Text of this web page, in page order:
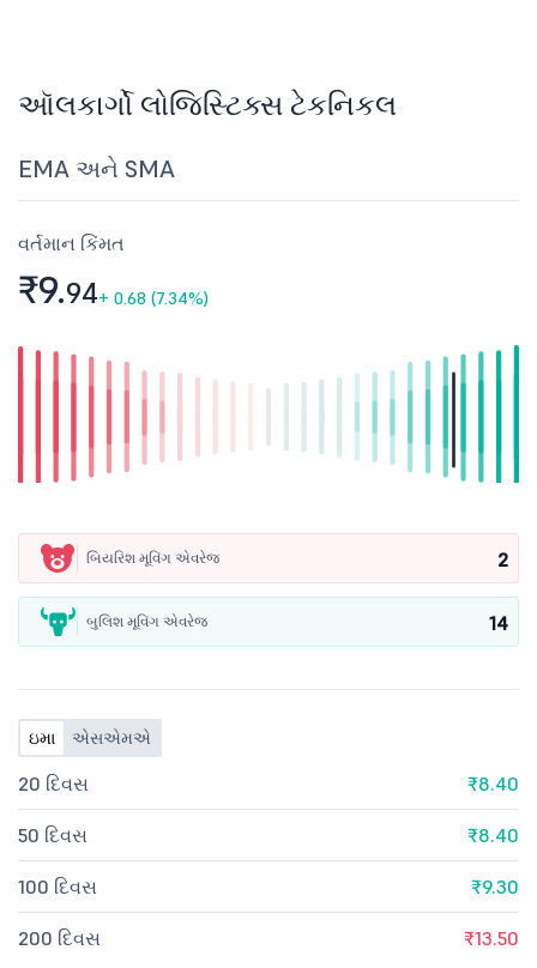
ઑલકાર્ગો લોજિસ્ટિક્સ ટેકનિકલ
EMA અને SMA
વર્તમાન કિંમત
₹9.94+ 0.68 (7.34%)
બિયરિશ મૂવિંગ એવરેજ 2
બુલિશ મૂવિંગ એવરેજ 14
ઇમા એસએમએ
20 દિવસ ₹8.40
50 દિવસ ₹8.40
100 દિવસ ₹9.30
200 દિવસ ₹13.50